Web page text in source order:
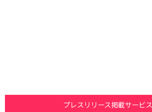
プレスリリース掲載サービス